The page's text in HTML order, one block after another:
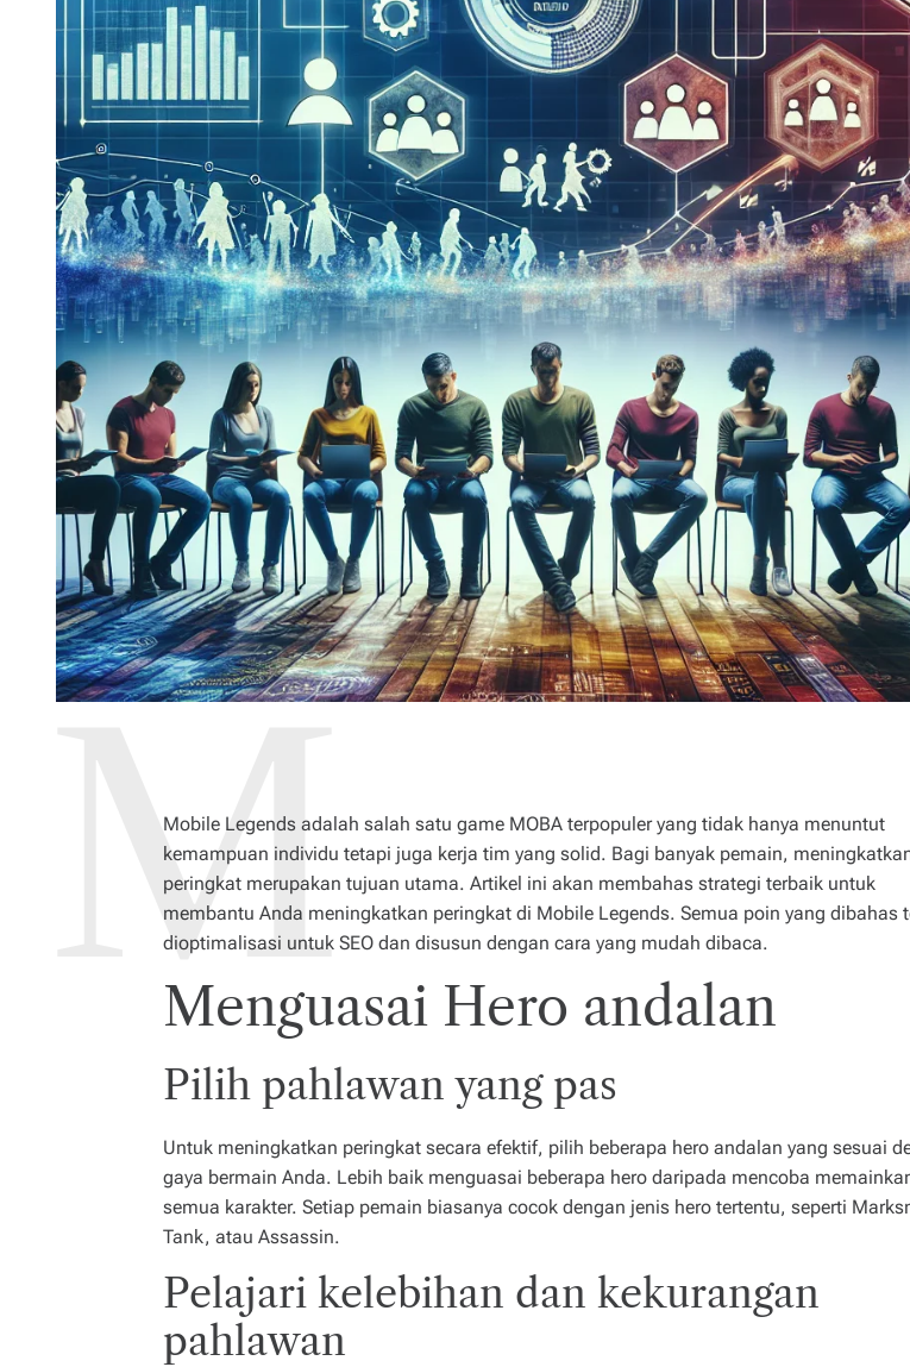
Mobile Legends adalah salah satu game MOBA terpopuler yang tidak hanya menuntut
kemampuan individu tetapi juga kerja tim yang solid. Bagi banyak pemain,
peringkat merupakan tujuan utama. Artikel ini akan membahas strategi terbaik untuk
membantu Anda meningkatkan peringkat di Mobile Legends. Semua poin yang dibahas
dioptimalisasi untuk SEO dan disusun dengan cara yang mudah dibaca.
Menguasai Hero andalan
Pilih pahlawan yang pas
Untuk meningkatkan peringkat secara efektif, pilih beberapa hero andalan yang sesuai
gaya bermain Anda. Lebih baik menguasai beberapa hero daripada mencoba
semua karakter. Setiap pemain biasanya cocok dengan jenis hero tertentu, seperti
Tank, atau Assassin.
Pelajari kelebihan dan kekurangan
pahlawan